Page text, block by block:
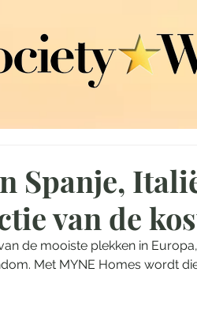
Spanje,
van de
de mooiste plekken in
Met MYNE Homes wordt